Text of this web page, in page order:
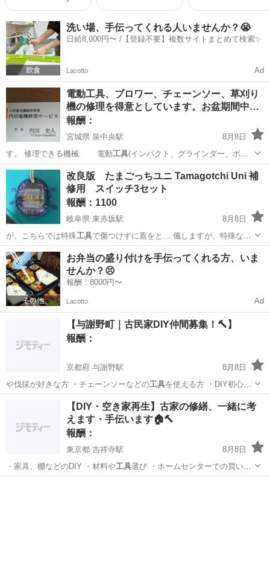
洗い場、手伝ってくれる人いませんか？😭
日給8,000円〜 /【登録不要】複数サイトまとめて検索✨
Lacotto Ad
電動工具、ブロワー、チェーンソー、草刈り
機の修理を得意としています。お盆期間中…
報酬：
宮城県 泉中央駅
8月8日
す。 修理できる機械 電動工具(インパクト、グラインダー、ボー
ドカッ…
宮城 仙台市 泉中央駅
改良版 たまごっちユニ Tamagotchi Uni 補
修用 スイッチ3セット
報酬：1100
岐阜県 東赤坂駅
8月8日
が、こちらでは特殊工具で傷つけずに蓋をと… 儀しますが、特殊な
具で傷をつけずに蓋を…
岐阜 大垣市 東赤坂駅 手伝いたい/助けたい スイッチ
お弁当の盛り付けを手伝ってくれる方、いま
せんか？😣
報酬：8000円〜
Lacotto Ad
【与謝野町｜古民家DIY仲間募集！🔨】
報酬：
京都府 与謝野駅
8月8日
や伐採が好きな方 ・チェーンソーなどの工具を使える方 ・DIY初心者
だけど一緒に…
与謝野駅 手伝って/助けて DIY
【DIY・空き家再生】古家の修繕、一緒に考
えます・手伝います🏠🔨
報酬：
東京都 吉祥寺駅
8月8日
・家具、棚などのDIY ・材料や工具選び ・ホームセンターでの買い物
相談…